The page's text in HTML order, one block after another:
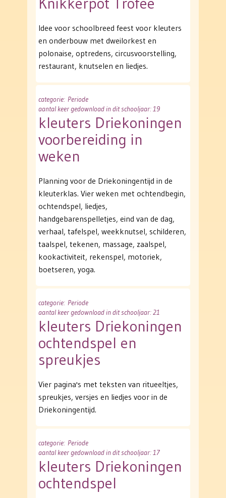
Idee voor schoolbreed feest voor kleuters
en onderbouw met dweilorkest en
polonaise, optredens, circusvoorstelling,
restaurant, knutselen en liedjes.
categorie: Periode
aantal keer gedownload in dit schooljaar: 19
kleuters Driekoningen
voorbereiding in
weken
Planning voor de Driekoningentijd in de
kleuterklas. Vier weken met ochtendbegin,
ochtendspel, liedjes,
handgebarenspelletjes, eind van de dag,
verhaal, tafelspel, weekknutsel, schilderen,
taalspel, tekenen, massage, zaalspel,
kookactiviteit, rekenspel, motoriek,
boetseren, yoga.
categorie: Periode
aantal keer gedownload in dit schooljaar: 21
kleuters Driekoningen
ochtendspel en
spreukjes
Vier pagina's met teksten van ritueeltjes,
spreukjes, versjes en liedjes voor in de
Driekoningentijd.
categorie: Periode
aantal keer gedownload in dit schooljaar: 17
kleuters Driekoningen
ochtendspel